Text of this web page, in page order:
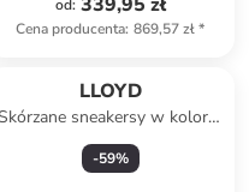
od:
Cena producenta: 869,57 zł*
LLOYD
Skórzane sneakersy w kolorze
granatowym
-59%